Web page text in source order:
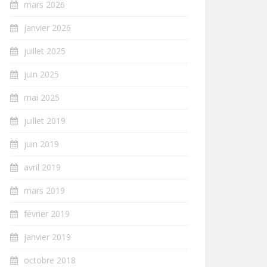
mars 2026
janvier 2026
juillet 2025
juin 2025
mai 2025
juillet 2019
juin 2019
avril 2019
mars 2019
février 2019
janvier 2019
octobre 2018